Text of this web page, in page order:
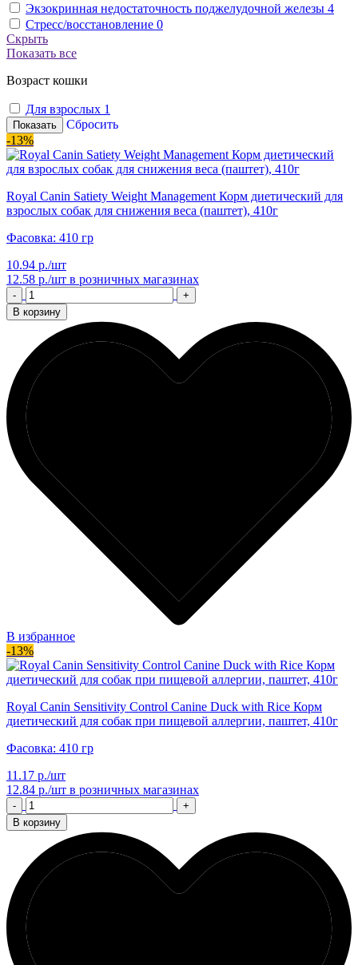
Экзокринная недостаточность поджелудочной железы 4
Стресс/восстановление 0
Скрыть
Показать все
Возраст кошки
Для взрослых 1
Показать
Сбросить
-13%
Royal Canin Satiety Weight Management Корм диетический для
взрослых собак для снижения веса (паштет), 410г
Фасовка: 410 гр
10.94 р./шт
12.58 р./шт в розничных магазинах
-
+
В корзину
В избранное
-13%
Royal Canin Sensitivity Control Canine Duck with Rice Корм
диетический для собак при пищевой аллергии, паштет, 410г
Фасовка: 410 гр
11.17 р./шт
12.84 р./шт в розничных магазинах
-
+
В корзину